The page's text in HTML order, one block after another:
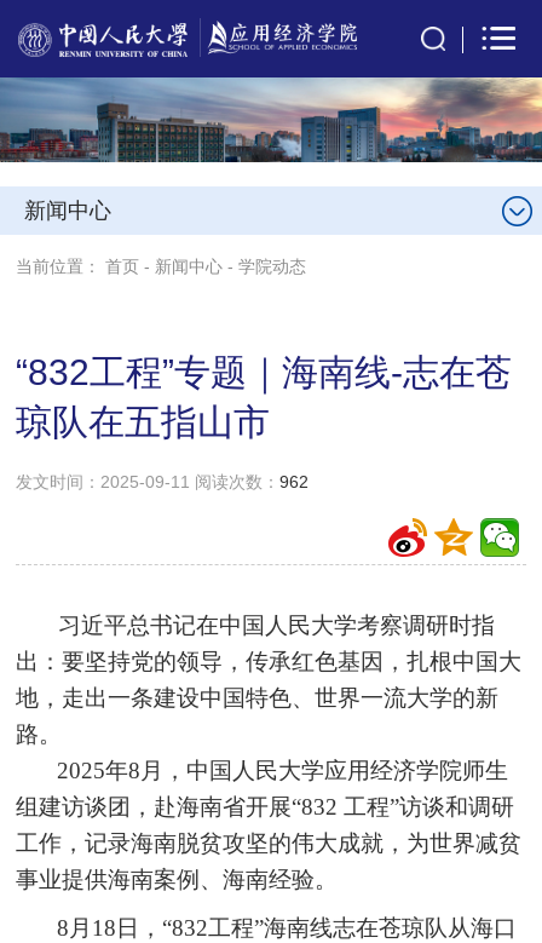
新闻中心
当前位置：首页 - 新闻中心 -学院动态
“832工程”专题｜海南线-志在苍
琼队在五指山市
发文时间：2025-09-11 阅读次数：962
习近平总书记在中国人民大学考察调研时指
出：要坚持党的领导，传承红色基因，扎根中国大
地，走出一条建设中国特色、世界一流大学的新
路。
2025年8月，中国人民大学应用经济学院师生
组建访谈团，赴海南省开展“832 工程”访谈和调研
工作，记录海南脱贫攻坚的伟大成就，为世界减贫
事业提供海南案例、海南经验。
8月18日，“832工程”海南线志在苍琼队从海口